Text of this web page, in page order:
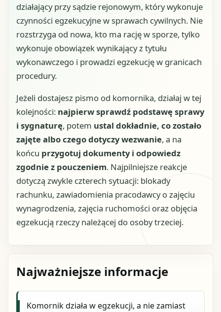
działający przy sądzie rejonowym, który wykonuje
czynności egzekucyjne w sprawach cywilnych. Nie
rozstrzyga od nowa, kto ma rację w sporze, tylko
wykonuje obowiązek wynikający z tytułu
wykonawczego i prowadzi egzekucję w granicach
procedury.
Jeżeli dostajesz pismo od komornika, działaj w tej
kolejności: najpierw sprawdź podstawę sprawy
i sygnaturę, potem ustal dokładnie, co zostało
zajęte albo czego dotyczy wezwanie, a na
końcu przygotuj dokumenty i odpowiedz
zgodnie z pouczeniem. Najpilniejsze reakcje
dotyczą zwykle czterech sytuacji: blokady
rachunku, zawiadomienia pracodawcy o zajęciu
wynagrodzenia, zajęcia ruchomości oraz objęcia
egzekucją rzeczy należącej do osoby trzeciej.
Najważniejsze informacje
Komornik działa w egzekucji, a nie zamiast